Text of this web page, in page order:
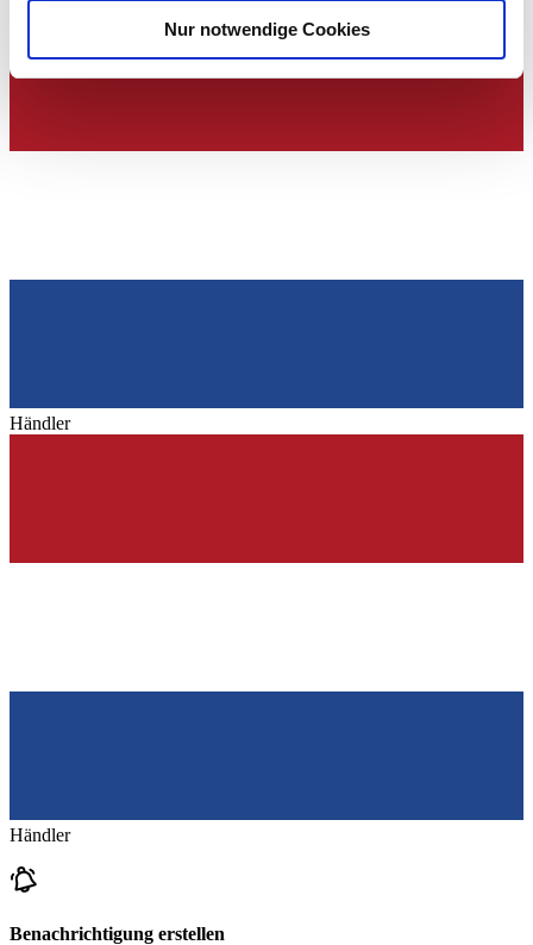
Verwendung unserer Website an unsere Partner für
soziale Medien, Werbung und Analysen weiter. Unsere
haben oder die sie im Rahmen Ihrer Nutzung der Dienste
Nur notwendige Cookies
Händler
Händler
Benachrichtigung erstellen